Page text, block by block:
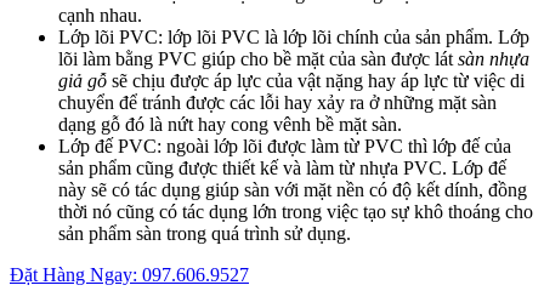
cạnh nhau.
Lớp lõi PVC: lớp lõi PVC là lớp lõi chính của sản phẩm. Lớp
lõi làm bằng PVC giúp cho bề mặt của sàn được lát sàn nhựa
giả gỗ sẽ chịu được áp lực của vật nặng hay áp lực từ việc di
chuyển để tránh được các lỗi hay xảy ra ở những mặt sàn
dạng gỗ đó là nứt hay cong vênh bề mặt sàn.
Lớp đế PVC: ngoài lớp lõi được làm từ PVC thì lớp đế của
sản phẩm cũng được thiết kế và làm từ nhựa PVC. Lớp đế
này sẽ có tác dụng giúp sàn với mặt nền có độ kết dính, đồng
thời nó cũng có tác dụng lớn trong việc tạo sự khô thoáng cho
sản phẩm sàn trong quá trình sử dụng.
Đặt Hàng Ngay: 097.606.9527